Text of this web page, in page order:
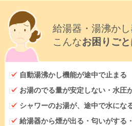
給湯器・湯沸か
こんなお困りごと
自動湯沸かし機能が途中で止まる
お湯のでる量が安定しない・水圧
シャワーのお湯が、途中で水にな
給湯器から煙が出る・匂いがする